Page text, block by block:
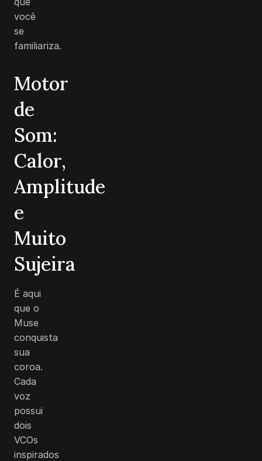
você
se
familiariza.
Motor
de
Som:
Calor,
Amplitude
e
Muito
Sujeira
É aqui
que o
Muse
conquista
sua
coroa.
Cada
voz
possui
dois
VCOs
inspirados